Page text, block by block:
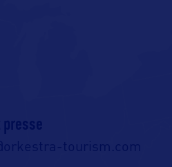
tourism.com